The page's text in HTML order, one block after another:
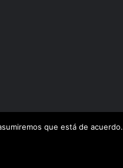
que está de acuerdo.